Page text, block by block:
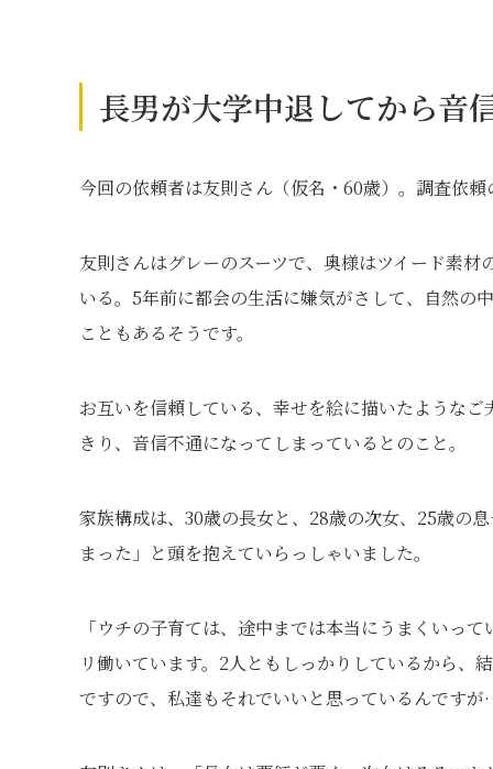
長男が大学中退してから音
今回の依頼者は友則さん（仮名・60歳）。調査依
友則さんはグレーのスーツで、奥様はツイード素
いる。5年前に都会の生活に嫌気がさして、自然の
こともあるそうです。
お互いを信頼している、幸せを絵に描いたような
きり、音信不通になってしまっているとのこと。
家族構成は、30歳の長女と、28歳の次女、25歳の
まった」と頭を抱えていらっしゃいました。
「ウチの子育ては、途中までは本当にうまくいっ
リ働いています。2人ともしっかりしているから、
ですので、私達もそれでいいと思っているんです